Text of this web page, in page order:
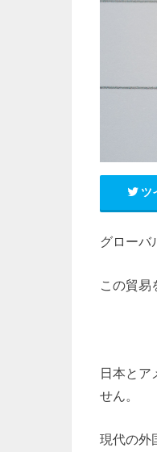
ツ
グローバ
この貿易
日本とア
せん。
現代の外